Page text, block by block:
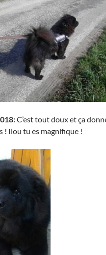
C’est tout doux et ça
! Ilou tu es magnifique !